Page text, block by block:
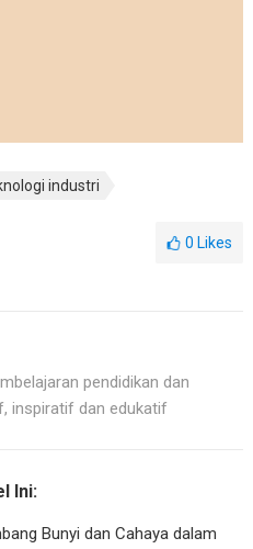
industri
0 Likes
pendidikan dan
inspiratif dan edukatif
Ini:
Bunyi dan Cahaya dalam